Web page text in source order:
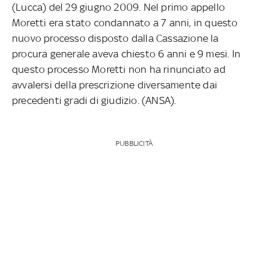
(Lucca) del 29 giugno 2009. Nel primo appello
Moretti era stato condannato a 7 anni, in questo
nuovo processo disposto dalla Cassazione la
procura generale aveva chiesto 6 anni e 9 mesi. In
questo processo Moretti non ha rinunciato ad
avvalersi della prescrizione diversamente dai
precedenti gradi di giudizio. (ANSA).
PUBBLICITÀ